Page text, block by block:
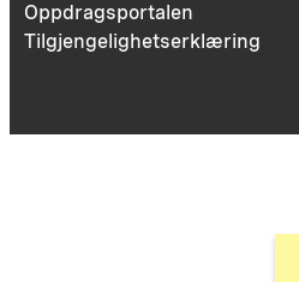
Oppdragsportalen
Tilgjengelighetserklæring